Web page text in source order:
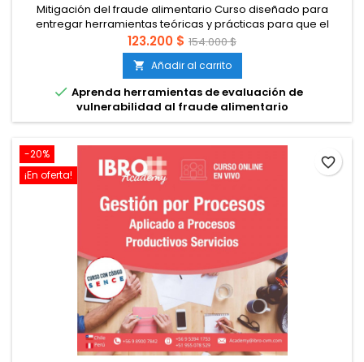
Mitigación del fraude alimentario Curso diseñado para
entregar herramientas teóricas y prácticas para que el
participante pueda identificar y desarrollar herramientas de
evaluación de vulnerabilidades de materias primas y
envases y definir planes de mitigación del fraude
alimentario. Aprenderá: Herramientas de escaneo del
horizonte y mapeo de cadena de...
123.200 $ 154.000 $
 Añadir al carrito
 Aprenda herramientas de evaluación de
vulnerabilidad al fraude alimentario
-20%
¡En oferta!
favorite_border